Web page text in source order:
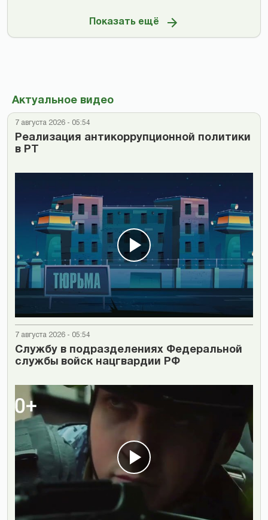
Показать ещё
Актуальное видео
7 августа 2026 - 05:54
Реализация антикоррупционной политики
в РТ
7 августа 2026 - 05:54
Cлужбу в подразделениях Федеральной
службы войск нацгвардии РФ